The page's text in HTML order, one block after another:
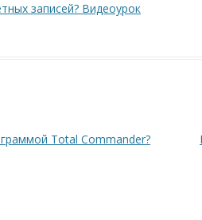
записей? Видеоурок
Total Commander?